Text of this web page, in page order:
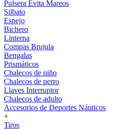
Pulsera Evita Mareos
Silbato
Espejo
Bichero
Linterna
Compas Brujula
Bengalas
Prismáticos
Chalecos de niño
Chalecos de perro
Llaves Interruptor
Chalecos de adulto
Accesorios de Deportes Náuticos
+
Tiros